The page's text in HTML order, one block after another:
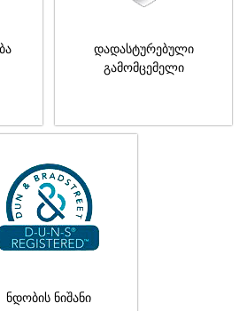
დადასტურებული
გამომცემელი
ნდობის ნიშანი